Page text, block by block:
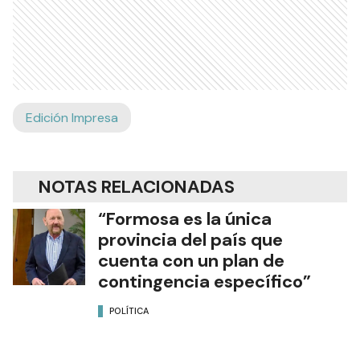
Edición Impresa
NOTAS RELACIONADAS
“Formosa es la única
provincia del país que
cuenta con un plan de
contingencia específico”
POLÍTICA